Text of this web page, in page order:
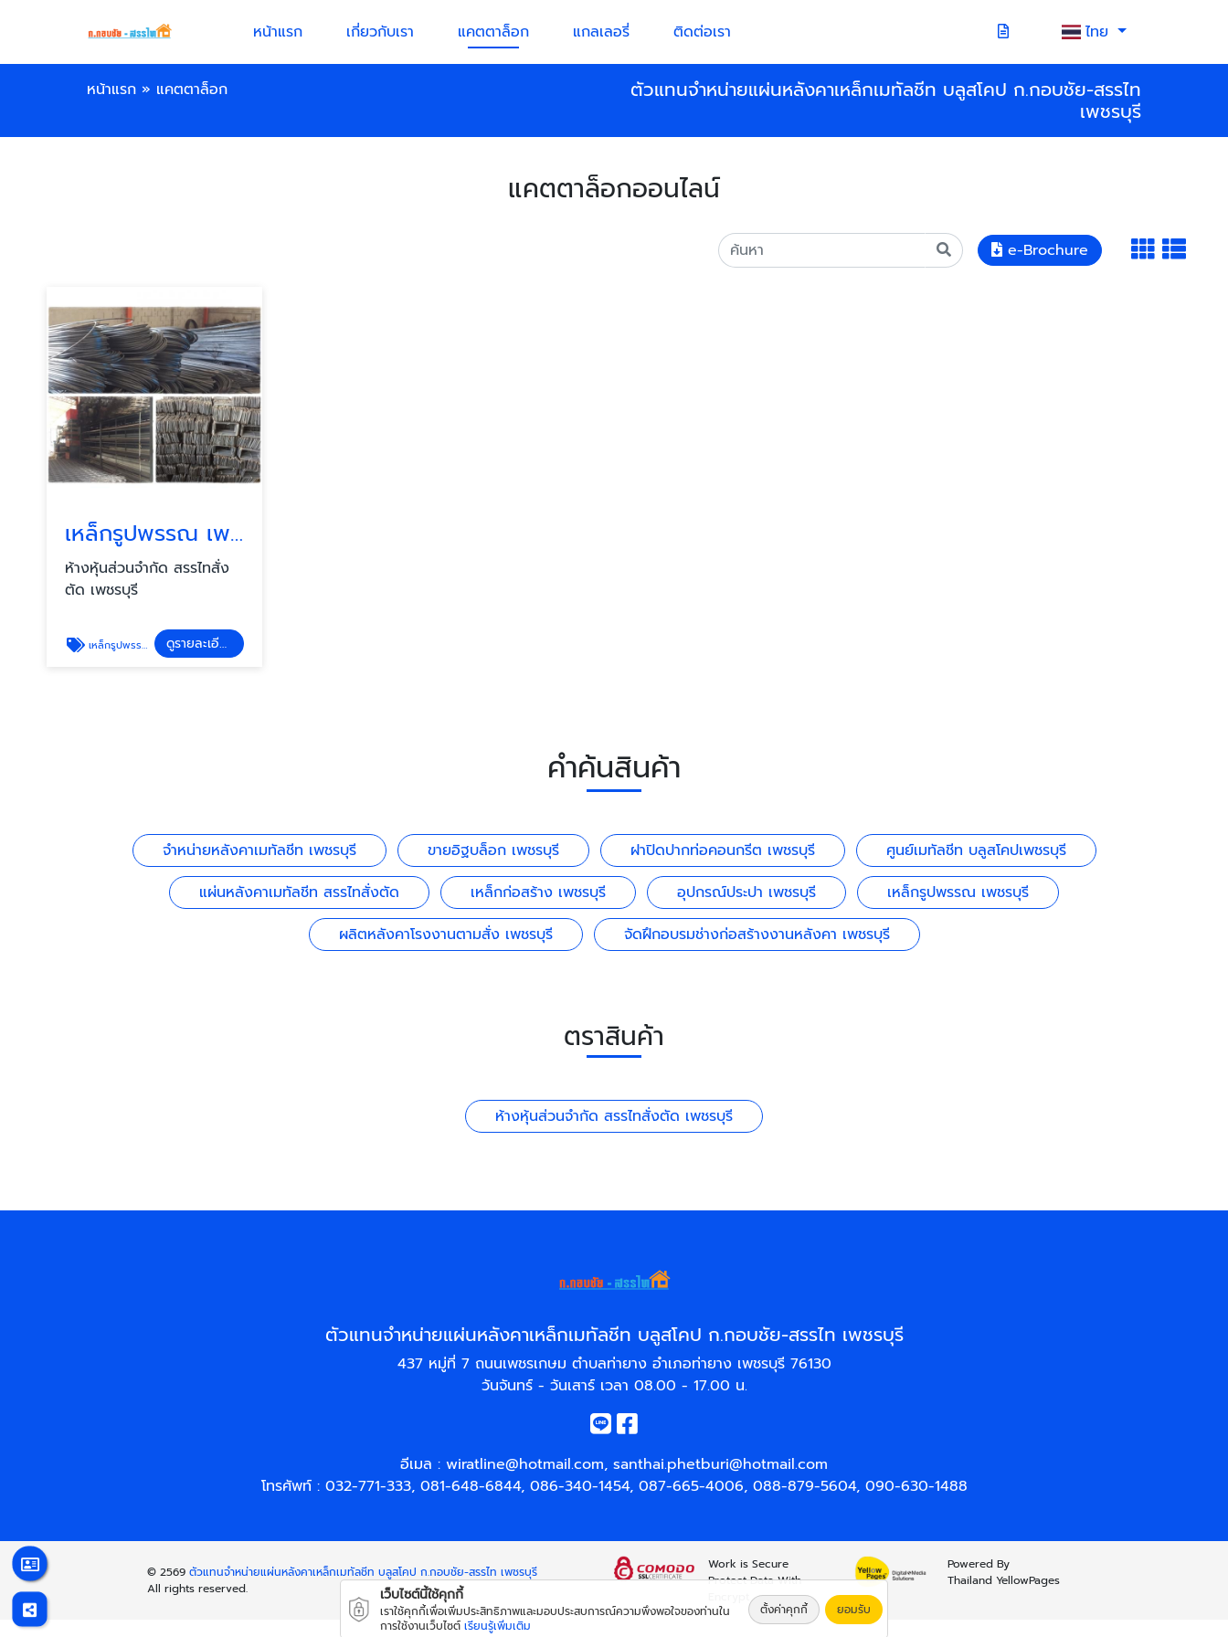
หน้าแรก เกี่ยวกับเรา แคตตาล็อก แกลเลอรี่ ติดต่อเรา ไทย
หน้าแรก » แคตตาล็อก
ตัวแทนจำหน่ายแผ่นหลังคาเหล็กเมทัลชีท บลูสโคป ก.กอบชัย-สรรไท
เพชรบุรี
แคตตาล็อกออนไลน์
e-Brochure
เหล็กรูปพรรณ เพชรบุรี
ห้างหุ้นส่วนจำกัด สรรไทสั่ง
ตัด เพชรบุรี
เหล็กรูปพรรณ เพชรบุรี ดูรายละเอียด
คำค้นสินค้า
จำหน่ายหลังคาเมทัลชีท เพชรบุรี ขายอิฐบล็อก เพชรบุรี ฝาปิดปากท่อคอนกรีต เพชรบุรี
ศูนย์เมทัลชีท บลูสโคปเพชรบุรี
แผ่นหลังคาเมทัลชีท สรรไทสั่งตัด
เหล็กก่อสร้าง เพชรบุรี อุปกรณ์ประปา เพชรบุรี
เหล็กรูปพรรณ เพชรบุรี
ผลิตหลังคาโรงงานตามสั่ง เพชรบุรี
จัดฝึกอบรมช่างก่อสร้างงานหลังคา เพชรบุรี
ตราสินค้า
ห้างหุ้นส่วนจำกัด สรรไทสั่งตัด เพชรบุรี
ตัวแทนจำหน่ายแผ่นหลังคาเหล็กเมทัลชีท บลูสโคป ก.กอบชัย-สรรไท เพชรบุรี
437 หมู่ที่ 7 ถนนเพชรเกษม ตำบลท่ายาง อำเภอท่ายาง เพชรบุรี 76130
วันจันทร์ - วันเสาร์ เวลา 08.00 - 17.00 น.
อีเมล : wiratline@hotmail.com, santhai.phetburi@hotmail.com
โทรศัพท์ : 032-771-333, 081-648-6844, 086-340-1454, 087-665-4006, 088-879-5604, 090-630-1488
© 2569ตัวแทนจำหน่ายแผ่นหลังคาเหล็กเมทัลชีท บลูสโคป ก.กอบชัย-สรรไท เพชรบุรี
All rights reserved.
Work is Secure
Protect Data With
Powered By
Thailand YellowPages
เว็บไซต์นี้ใช้คุกกี้
เราใช้คุกกี้เพื่อเพิ่มประสิทธิภาพและมอบประสบการณ์ความพึงพอใจของท่านใน
การใช้งานเว็บไซต์ เรียนรู้เพิ่มเติม
ตั้งค่าคุกกี้ ยอมรับ